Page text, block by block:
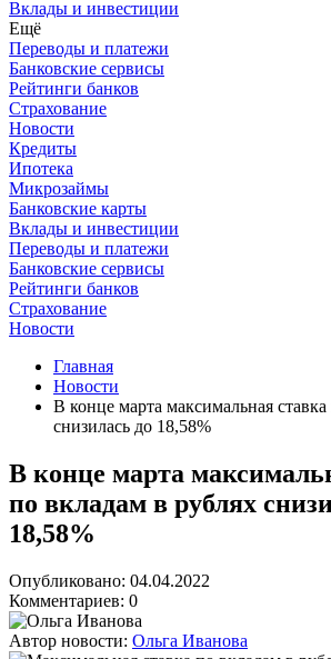
Вклады и инвестиции
Ещё
Переводы и платежи
Банковские сервисы
Рейтинги банков
Страхование
Новости
Кредиты
Ипотека
Микрозаймы
Банковские карты
Вклады и инвестиции
Переводы и платежи
Банковские сервисы
Рейтинги банков
Страхование
Новости
Главная
Новости
В конце марта максимальная
снизилась до 18,58%
В конце марта
по вкладам в рублях
18,58%
Опубликовано: 04.04.2022
Комментариев: 0
Автор новости: Ольга Иванова